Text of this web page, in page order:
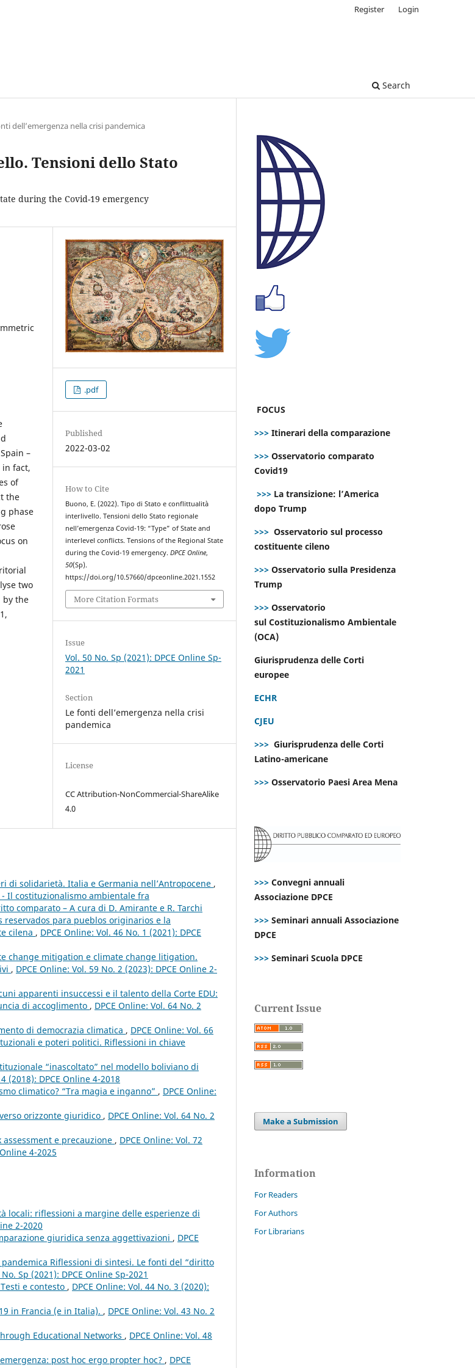
Search
Register Login
dell’emergenza nella crisi pandemica
Tensioni dello Stato
during the Covid-19 emergency
–
in fact,
of
the
phase
on
two
by the
.pdf
Published
2022-03-02
How to Cite
Buono, E. (2022). Tipo di Stato e conflittualità
interlivello. Tensioni dello Stato regionale
nell’emergenza Covid-19: “Type” of State and
interlevel conflicts. Tensions of the Regional State
during the Covid-19 emergency.DPCE Online,
50(Sp).
https://doi.org/10.57660/dpceonline.2021.1552
More Citation Formats
Issue
Vol. 50 No. Sp (2021): DPCE Online Sp-
2021
Section
Le fonti dell’emergenza nella crisi
pandemica
License
CC Attribution-NonCommercial-ShareAlike
4.0
di solidarietà. Italia e Germania nell’Antropocene ,
- Il costituzionalismo ambientale fra
comparato – A cura di D. Amirante e R. Tarchi
reservados para pueblos originarios e la
cilena , DPCE Online: Vol. 46 No. 1 (2021): DPCE
change mitigation e climate change litigation.
, DPCE Online: Vol. 59 No. 2 (2023): DPCE Online 2-
apparenti insuccessi e il talento della Corte EDU:
di accoglimento , DPCE Online: Vol. 64 No. 2
di democrazia climatica , DPCE Online: Vol. 66
e poteri politici. Riflessioni in chiave
“inascoltato” nel modello boliviano di
(2018): DPCE Online 4-2018
climatico? “Tra magia e inganno” , DPCE Online:
orizzonte giuridico , DPCE Online: Vol. 64 No. 2
e precauzione , DPCE Online: Vol. 72
4-2025
locali: riflessioni a margine delle esperienze di
2-2020
giuridica senza aggettivazioni , DPCE
Riflessioni di sintesi. Le fonti del “diritto
Sp (2021): DPCE Online Sp-2021
e contesto , DPCE Online: Vol. 44 No. 3 (2020):
in Francia (e in Italia). , DPCE Online: Vol. 43 No. 2
Educational Networks , DPCE Online: Vol. 48
post hoc ergo propter hoc? , DPCE
FOCUS
>>> Itinerari della comparazione
>>> Osservatorio comparato
Covid19
>>> La transizione: l’America
dopo Trump
>>> Osservatorio sul processo
costituente cileno
>>> Osservatorio sulla Presidenza
Trump
>>> Osservatorio
sul Costituzionalismo Ambientale
(OCA)
Giurisprudenza delle Corti
europee
ECHR
CJEU
>>> Giurisprudenza delle Corti
Latino-americane
>>> Osservatorio Paesi Area Mena
>>> Convegni annuali
Associazione DPCE
>>> Seminari annuali Associazione
DPCE
>>> Seminari Scuola DPCE
Current Issue
Make a Submission
Information
For Readers
For Authors
For Librarians